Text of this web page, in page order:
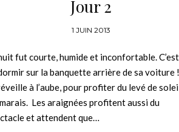
Jour 2
1 JUIN 2013
fut courte, humide et inconfortable.
sur la banquette arrière de sa voiture
à l’aube, pour profiter du levé de
Les araignées profitent aussi du
et attendent que…